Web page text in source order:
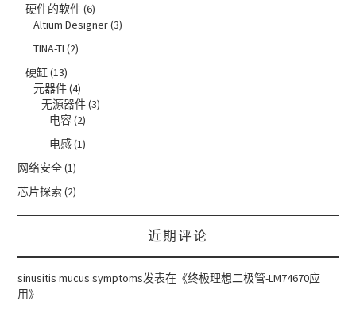
硬件的软件(6)
Altium Designer(3)
TINA-TI (2)
硬缸(13)
元器件(4)
无源器件(3)
电容(2)
电感(1)
网络安全(1)
芯片探索 (2)
近期评论
sinusitis mucus symptoms发表在《终极理想二极管-LM74670应
用》